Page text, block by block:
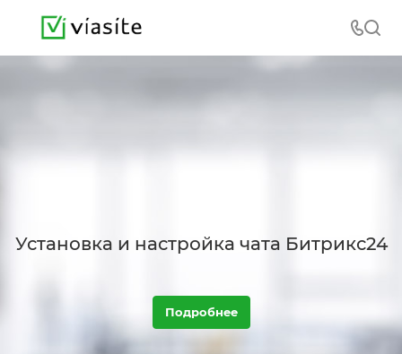
Установка и настройка чата Битрикс24
Подробнее